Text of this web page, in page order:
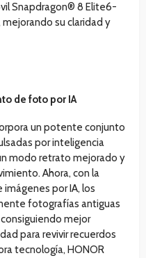
Snapdragon® 8 Elite6-
su claridad y
de foto por IA
un potente conjunto
por inteligencia
modo retrato mejorado y
Ahora, con la
por IA, los
fotografías antiguas
mejor
para revivir recuerdos
tecnología, HONOR